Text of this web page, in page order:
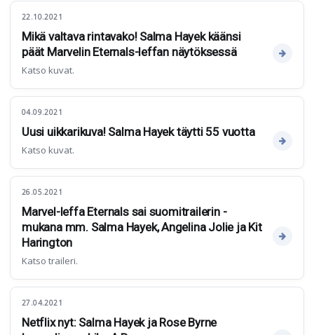
22.10.2021
Mikä valtava rintavako! Salma Hayek käänsi
päät Marvelin Eternals-leffan näytöksessä
Katso kuvat.
04.09.2021
Uusi uikkarikuva! Salma Hayek täytti 55 vuotta
Katso kuvat.
26.05.2021
Marvel-leffa Eternals sai suomitrailerin -
mukana mm. Salma Hayek, Angelina Jolie ja Kit
Harington
Katso traileri.
27.04.2021
Netflix nyt: Salma Hayek ja Rose Byrne